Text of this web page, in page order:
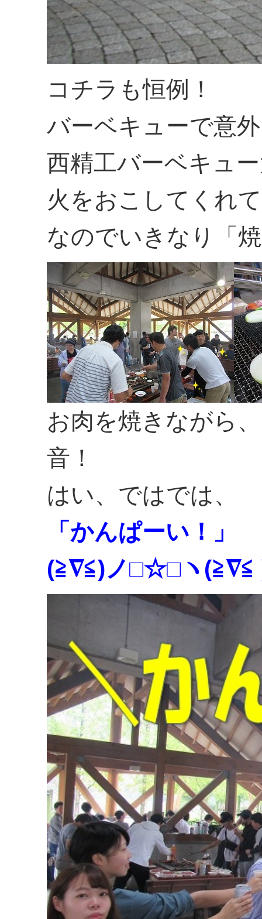
コチラも恒例！
バーベキューで意
西精工バーベキュ
火をおこしてくれ
なのでいきなり「
お肉を焼きながら
音！
はい、ではでは、
「かんぱーい！」
(≧∇≦)ノ□☆□ヽ(≧∇≦